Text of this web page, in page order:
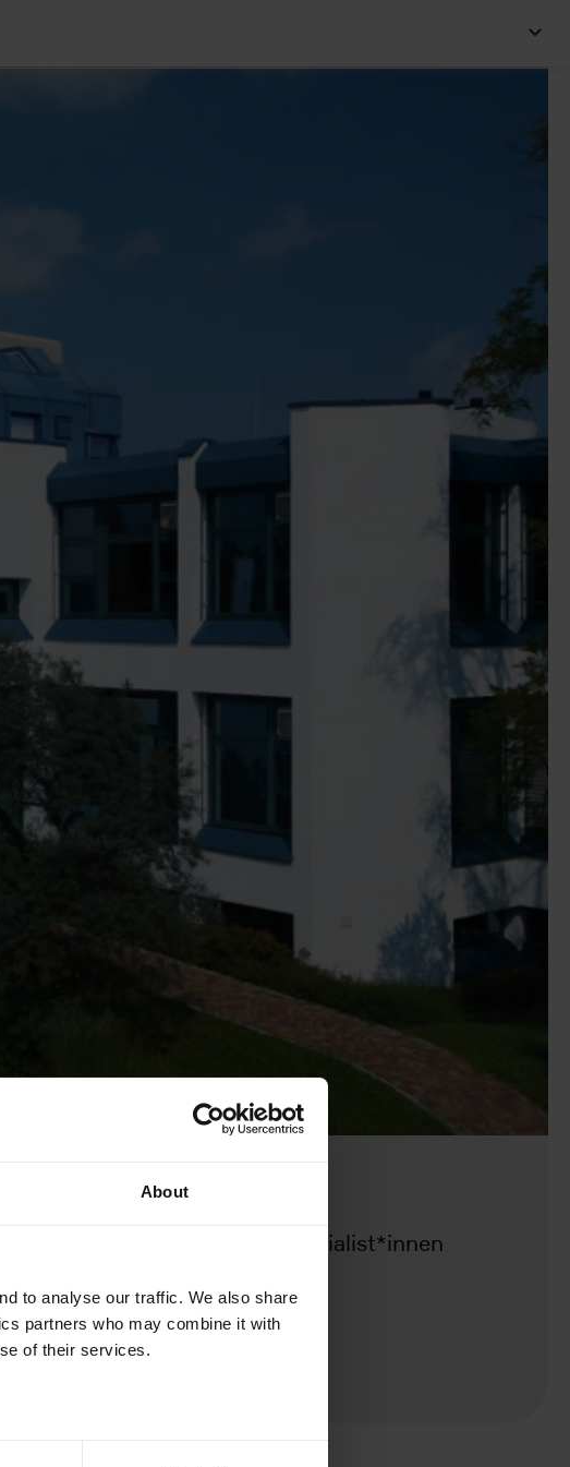
About
to analyse our traffic. We also share
partners who may combine it with
of their services.
aus. Unsere Spezialist*innen